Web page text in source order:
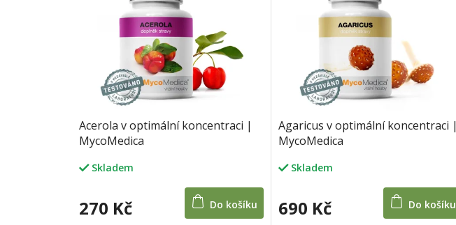
Acerola v optimální koncentraci |
MycoMedica
Skladem
270 Kč Do košíku
Agaricus v optimální koncentraci |
MycoMedica
Skladem
690 Kč Do košíku